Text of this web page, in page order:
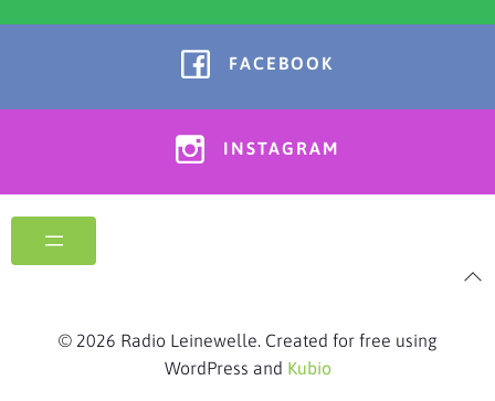
FACEBOOK
INSTAGRAM
© 2026 Radio Leinewelle. Created for free using
WordPress and Kubio